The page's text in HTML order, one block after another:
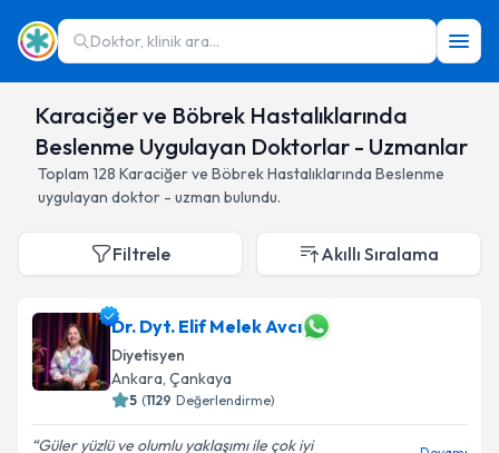
Doktor, klinik ara...
Karaciğer ve Böbrek Hastalıklarında
Beslenme Uygulayan Doktorlar - Uzmanlar
Toplam 128 Karaciğer ve Böbrek Hastalıklarında Beslenme
uygulayan doktor - uzman bulundu.
Filtrele Akıllı Sıralama
Dr. Dyt. Elif Melek Avcı
Diyetisyen
Ankara, Çankaya
5 (1129 Değerlendirme)
Güler yüzlü ve olumlu yaklaşımı ile çok iyi